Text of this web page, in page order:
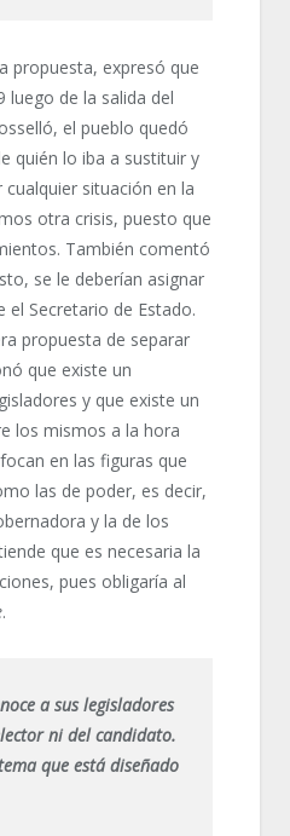
propuesta, expresó que
luego de la salida del
el pueblo quedó
quién lo iba a sustituir y
situación en la
otra crisis, puesto que
También comentó
se le deberían asignar
el Secretario de Estado.
propuesta de separar
que existe un
y que existe un
los mismos a la hora
en las figuras que
las de poder, es decir,
y la de los
que es necesaria la
pues obligaría al
.
a sus legisladores
ni del candidato.
que está diseñado